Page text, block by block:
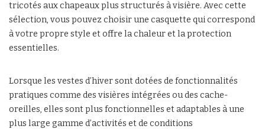
tricotés aux chapeaux plus structurés à visière. Avec cette
sélection, vous pouvez choisir une casquette qui correspond
à votre propre style et offre la chaleur et la protection
essentielles.
Lorsque les vestes d’hiver sont dotées de fonctionnalités
pratiques comme des visières intégrées ou des cache-
oreilles, elles sont plus fonctionnelles et adaptables à une
plus large gamme d’activités et de conditions